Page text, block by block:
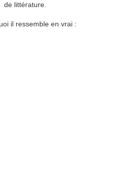
de littérature.
il ressemble en vrai :